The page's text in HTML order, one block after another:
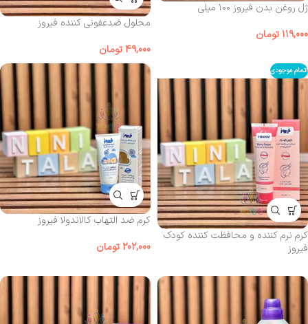
ژل روغن بدن فیروز ۱۰۰ میلی‌
119,000 تومان
محلول ضدعفونی‌ کننده فیروز
49,000 تومان
اتمام موجودی
کرم نرم‌ کننده و محافظت‌ کننده کودک
فیروز
کرم ضد التهاب کالاندولا فیروز
202,000 تومان